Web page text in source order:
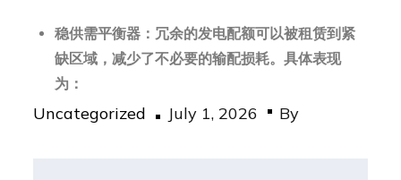
稳供需平衡器：冗余的发电配额可以被租赁到紧
缺区域，减少了不必要的输配损耗。具体表现
为：
Uncategorized
Posted
July 1, 2026 By